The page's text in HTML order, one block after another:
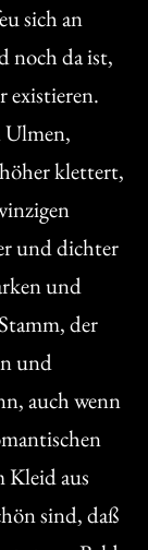
sich an
noch da ist,
existieren.
Ulmen,
klettert,
und dichter
und
der
und
auch wenn
Kleid aus
sind, daß